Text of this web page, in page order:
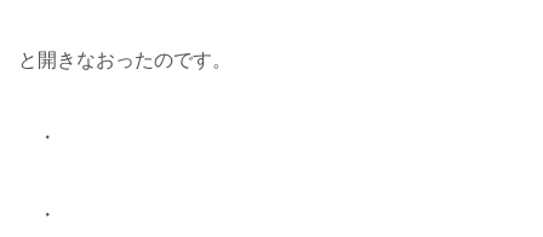
と開きなおったのです。
・
・